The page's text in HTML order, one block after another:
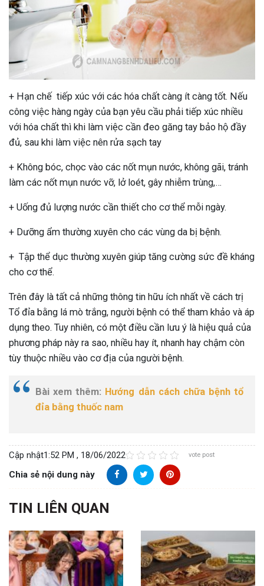
+ Hạn chế tiếp xúc với các hóa chất càng ít càng tốt. Nếu
công việc hàng ngày của bạn yêu cầu phải tiếp xúc nhiều
với hóa chất thì khi làm việc cần đeo găng tay bảo hộ đầy
đủ, sau khi làm việc nên rửa sạch tay
+ Không bóc, chọc vào các nốt mụn nước, không gãi, tránh
làm các nốt mụn nước vỡ, lở loét, gây nhiễm trùng,…
+ Uống đủ lượng nước cần thiết cho cơ thể mỗi ngày.
+ Dưỡng ẩm thường xuyên cho các vùng da bị bệnh.
+ Tập thể dục thường xuyên giúp tăng cường sức đề kháng
cho cơ thể.
Trên đây là tất cả những thông tin hữu ích nhất về cách trị
Tổ đỉa bằng lá mò trắng, người bệnh có thể tham khảo và áp
dụng theo. Tuy nhiên, có một điều cần lưu ý là hiệu quả của
phương pháp này ra sao, nhiều hay ít, nhanh hay chậm còn
tùy thuộc nhiều vào cơ địa của người bệnh.
Bài xem thêm: Hướng dẫn cách chữa bệnh tổ
đỉa bằng thuốc nam
Cập nhật1:52 PM , 18/06/2022 vote post
Chia sẻ nội dung này
TIN LIÊN QUAN